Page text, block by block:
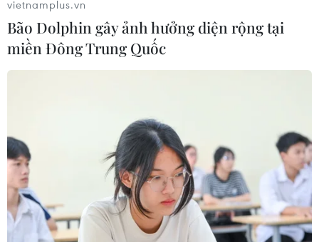
Với 8.890 ca tử vong, Ấn Độ đã vượt Anh trở thành nước
có số ca tử vong cao thứ 4 thế giới, trong khi tổng số ca
nhiễm COVID-19 tại nước này đã lên đến 309.603 ca.
vietnamplus.vn
Bão Dolphin gây ảnh hưởng diện rộng tại
miền Đông Trung Quốc